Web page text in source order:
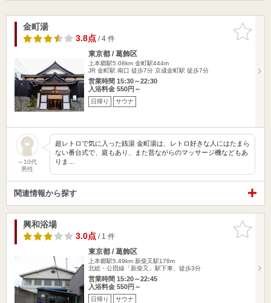
お気に入
りに追加
金町湯
3.8点/ 4 件
東京都 / 葛飾区
上本郷駅5.08km 金町駅444m
JR 金町駅 南口 徒歩7分 京成金町駅 徒歩7分
営業時間 15:30～22:30
入浴料金 550円～
日帰り サウナ
～10代
男性
超レトロで気に入った銭湯 金町湯は、レトロ好きな人にはたまら
ない番台式で、庭もあり、また昔ながらのマッサージ機などもあ
りま…
関連情報から探す
お気に入
りに追加
興和浴場
3.0点/ 1 件
東京都 / 葛飾区
上本郷駅5.49km 新柴又駅178m
北総・公団線「新柴又」駅下車、徒歩3分
営業時間 15:20～22:45
入浴料金 550円～
日帰り サウナ